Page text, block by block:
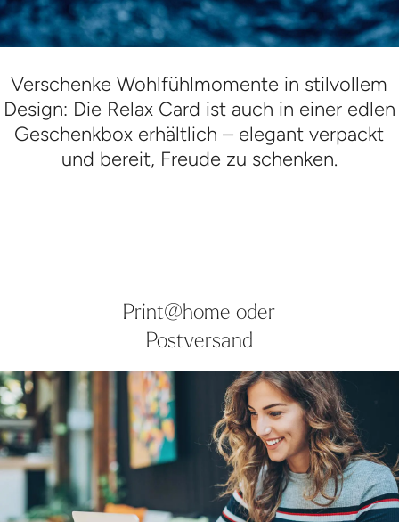
Verschenke Wohlfühlmomente in stilvollem
Design: Die Relax Card ist auch in einer edlen
Geschenkbox erhältlich – elegant verpackt
und bereit, Freude zu schenken.
Print@home oder
Postversand